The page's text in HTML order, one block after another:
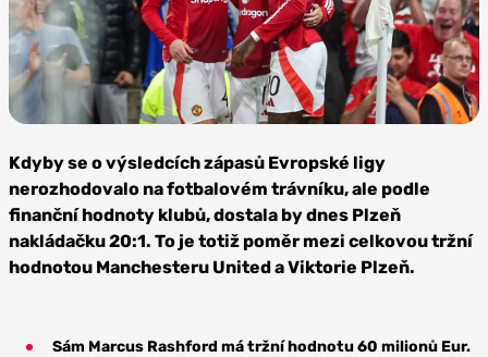
Depositphotos
Kdyby se o výsledcích zápasů Evropské ligy
nerozhodovalo na fotbalovém trávníku, ale podle
finanční hodnoty klubů, dostala by dnes Plzeň
nakládačku 20:1. To je totiž poměr mezi celkovou tržní
hodnotou Manchesteru United a Viktorie Plzeň.
Sám Marcus Rashford má tržní hodnotu 60 milionů Eur.